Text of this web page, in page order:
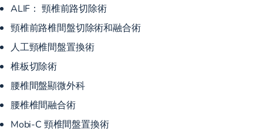
ALIF： 頸椎前路切除術
頸椎前路椎間盤切除術和融合術
人工頸椎間盤置換術
椎板切除術
腰椎間盤顯微外科
腰椎椎間融合術
Mobi-C 頸椎間盤置換術